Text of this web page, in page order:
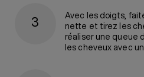
Avec les doigts,
nette et tirez les
réaliser une queue
les cheveux avec